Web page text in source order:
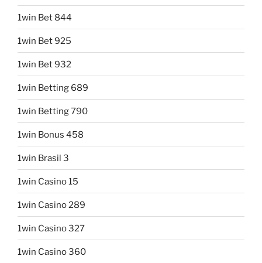
1win Bet 844
1win Bet 925
1win Bet 932
1win Betting 689
1win Betting 790
1win Bonus 458
1win Brasil 3
1win Casino 15
1win Casino 289
1win Casino 327
1win Casino 360